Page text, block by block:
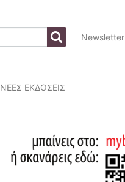
Newsletter
ΝΕΕΣ ΕΚΔΟΣΕΙΣ